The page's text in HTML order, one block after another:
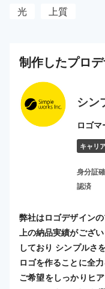
光
上質
制作したプロ
シン
ロゴ
キャリ
身分証確
認済
弊社はロゴデザイン
上の納品実績がござ
しており シンプルさ
ロゴを作ることに全
ご希望をしっかりヒ